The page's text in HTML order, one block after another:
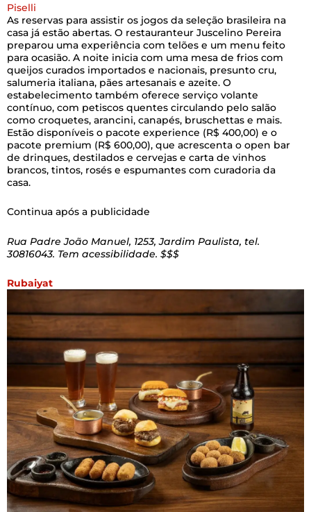
Piselli
As reservas para assistir os jogos da seleção brasileira na
casa já estão abertas. O restauranteur Juscelino Pereira
preparou uma experiência com telões e um menu feito
para ocasião. A noite inicia com uma mesa de frios com
queijos curados importados e nacionais, presunto cru,
salumeria italiana, pães artesanais e azeite. O
estabelecimento também oferece serviço volante
contínuo, com petiscos quentes circulando pelo salão
como croquetes, arancini, canapés, bruschettas e mais.
Estão disponíveis o pacote experience (R$ 400,00) e o
pacote premium (R$ 600,00), que acrescenta o open bar
de drinques, destilados e cervejas e carta de vinhos
brancos, tintos, rosés e espumantes com curadoria da
casa.
Continua após a publicidade
Rua Padre João Manuel, 1253, Jardim Paulista, tel.
30816043. Tem acessibilidade. $$$
Rubaiyat